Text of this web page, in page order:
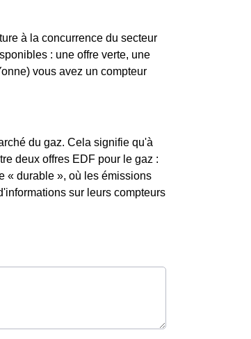
à la concurrence du secteur
: une offre verte, une
vous avez un compteur
du gaz. Cela signifie qu'à
deux offres EDF pour le gaz :
« durable », où les émissions
sur leurs compteurs